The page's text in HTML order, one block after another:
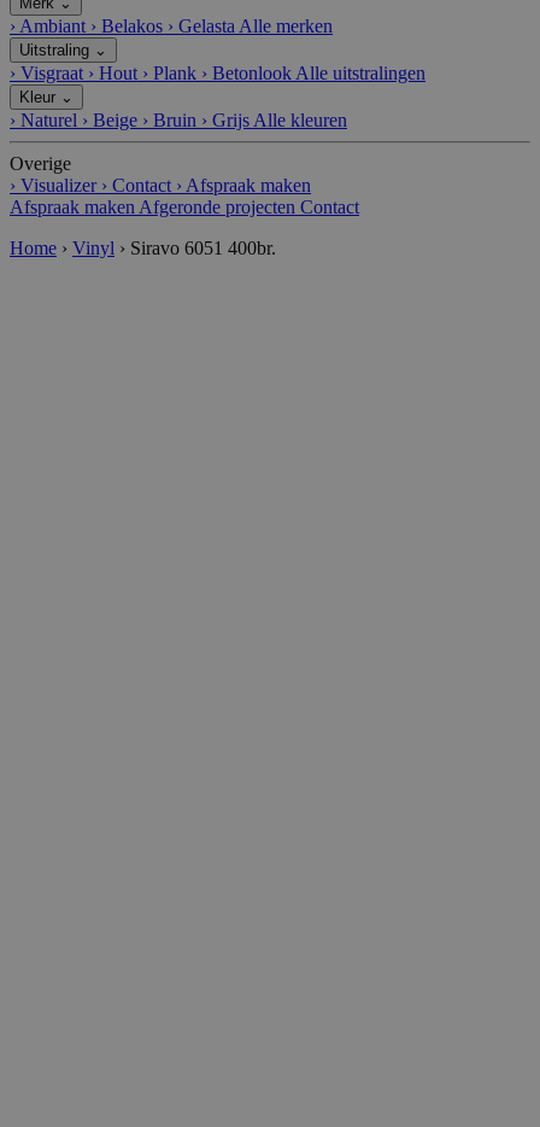
› Ambiant › Belakos › Gelasta Alle merken
Uitstraling ⌄
› Visgraat › Hout › Plank › Betonlook Alle uitstralingen
Kleur ⌄
› Naturel › Beige › Bruin › Grijs Alle kleuren
Overige
› Visualizer › Contact › Afspraak maken
Afspraak maken Afgeronde projecten Contact
Home › Vinyl › Siravo 6051 400br.